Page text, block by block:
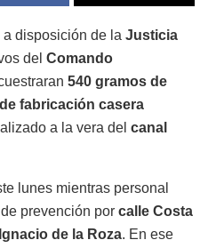
a disposición de la Justicia
del Comando
540 gramos de
fabricación casera
a la vera del canal
lunes mientras personal
prevención por calle Costa
de la Roza. En ese